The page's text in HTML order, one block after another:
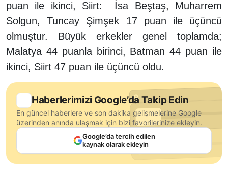
puan ile ikinci, Siirt: İsa Beştaş, Muharrem
Solgun, Tuncay Şimşek 17 puan ile üçüncü
olmuştur. Büyük erkekler genel toplamda;
Malatya 44 puanla birinci, Batman 44 puan ile
ikinci, Siirt 47 puan ile üçüncü oldu.
Haberlerimizi Google’da Takip Edin
En güncel haberlere ve son dakika gelişmelerine Google
üzerinden anında ulaşmak için bizi favorilerinize ekleyin.
Google’da tercih edilen
kaynak olarak ekleyin